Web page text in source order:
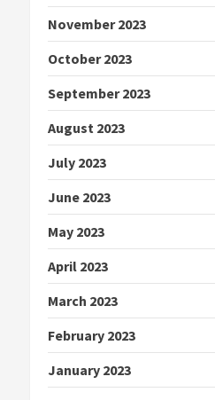
November 2023
October 2023
September 2023
August 2023
July 2023
June 2023
May 2023
April 2023
March 2023
February 2023
January 2023